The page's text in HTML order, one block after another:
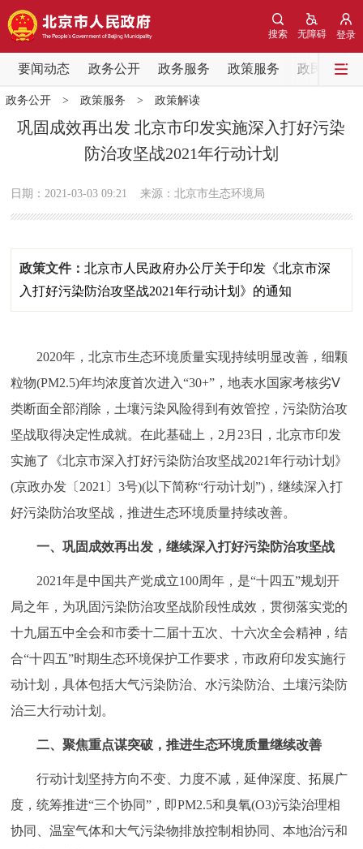
登录
无障碍
搜索
要闻动态 政务公开 政务服务 政策服务 政民互动
要闻动态
党中央精神 国务院信息
北京要闻 会议信息 部门动态
市领导 机构职能 政策服务
决策公开 专题公开
个人服务 法人服务 部门服务
便民服务 利企服务 投资项目
政民互动
参与调查 在线访谈 图说互动
北京概况 十六区概览 人文北京
绿色北京 图说北京 视频北京
政务公开> 政策服务 > 政策解读
巩固成效再出发 北京市印发实施深入打好污染
防治攻坚战2021年行动计划
日期：2021-03-03 09:21 来源：北京市生态环境局
政策文件：北京市人民政府办公厅关于印发《北京市深
入打好污染防治攻坚战2021年行动计划》的通知
2020年，北京市生态环境质量实现持续明显改善，细颗
粒物(PM2.5)年均浓度首次进入“30+”，地表水国家考核劣Ⅴ
类断面全部消除，土壤污染风险得到有效管控，污染防治攻
坚战取得决定性成就。在此基础上，2月23日，北京市印发
实施了《北京市深入打好污染防治攻坚战2021年行动计划》
(京政办发〔2021〕3号)(以下简称“行动计划”)，继续深入打
好污染防治攻坚战，推进生态环境质量持续改善。
一、巩固成效再出发，继续深入打好污染防治攻坚战
2021年是中国共产党成立100周年，是“十四五”规划开
局之年，为巩固污染防治攻坚战阶段性成效，贯彻落实党的
十九届五中全会和市委十二届十五次、十六次全会精神，结
合“十四五”时期生态环境保护工作要求，市政府印发实施行
动计划，具体包括大气污染防治、水污染防治、土壤污染防
治三大行动计划。
二、聚焦重点谋突破，推进生态环境质量继续改善
行动计划坚持方向不变、力度不减，延伸深度、拓展广
度，统筹推进“三个协同”，即PM2.5和臭氧(O3)污染治理相
协同、温室气体和大气污染物排放控制相协同、本地治污和